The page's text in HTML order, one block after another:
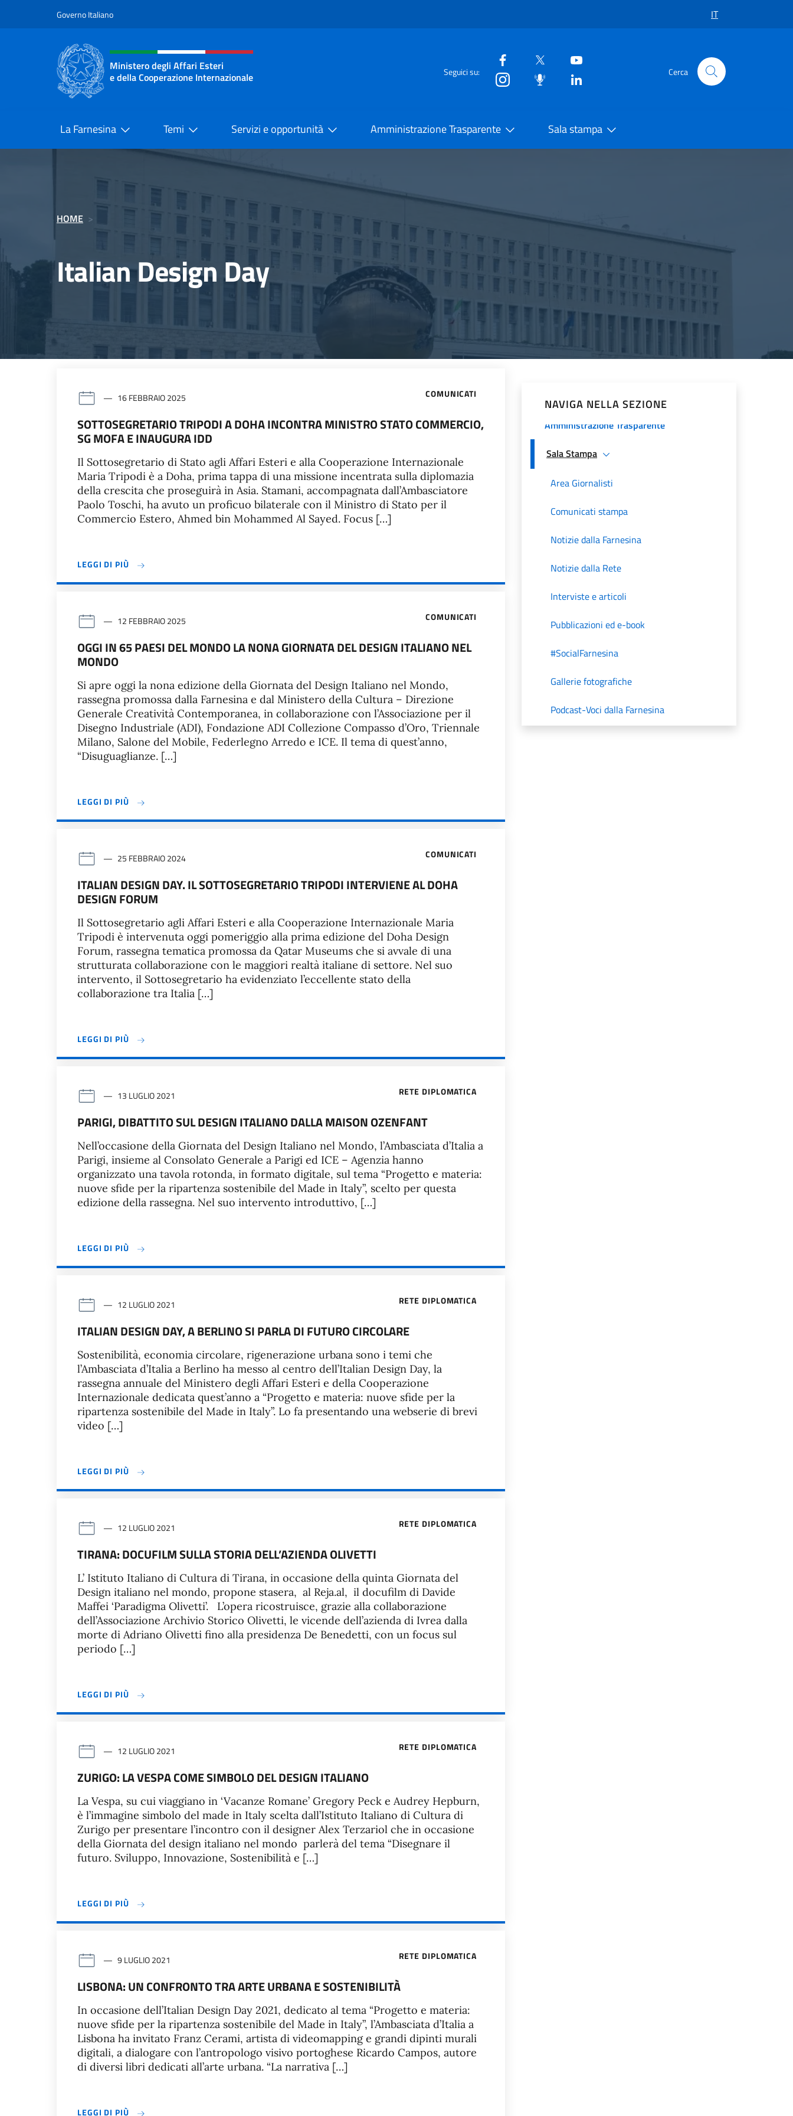
Governo Italiano IT
Intestazione sito, social e menù
Ministero degli Affari Esteri
e della Cooperazione Internazionale
Seguici su: Cerca
La Farnesina Temi Servizi e opportunità Amministrazione Trasparente Sala stampa
HOME >
Italian Design Day
COMUNICATI
16 FEBBRAIO 2025
SOTTOSEGRETARIO TRIPODI A DOHA INCONTRA MINISTRO STATO COMMERCIO,
SG MOFA E INAUGURA IDD
Il Sottosegretario di Stato agli Affari Esteri e alla Cooperazione Internazionale
Maria Tripodi è a Doha, prima tappa di una missione incentrata sulla diplomazia
della crescita che proseguirà in Asia. Stamani, accompagnata dall’Ambasciatore
Paolo Toschi, ha avuto un proficuo bilaterale con il Ministro di Stato per il
Commercio Estero, Ahmed bin Mohammed Al Sayed. Focus […]
LEGGI DI PIÙ
COMUNICATI
12 FEBBRAIO 2025
OGGI IN 65 PAESI DEL MONDO LA NONA GIORNATA DEL DESIGN ITALIANO NEL
MONDO
Si apre oggi la nona edizione della Giornata del Design Italiano nel Mondo,
rassegna promossa dalla Farnesina e dal Ministero della Cultura – Direzione
Generale Creatività Contemporanea, in collaborazione con l’Associazione per il
Disegno Industriale (ADI), Fondazione ADI Collezione Compasso d’Oro, Triennale
Milano, Salone del Mobile, Federlegno Arredo e ICE. Il tema di quest’anno,
“Disuguaglianze. […]
LEGGI DI PIÙ
COMUNICATI
25 FEBBRAIO 2024
ITALIAN DESIGN DAY. IL SOTTOSEGRETARIO TRIPODI INTERVIENE AL DOHA
DESIGN FORUM
Il Sottosegretario agli Affari Esteri e alla Cooperazione Internazionale Maria
Tripodi è intervenuta oggi pomeriggio alla prima edizione del Doha Design
Forum, rassegna tematica promossa da Qatar Museums che si avvale di una
strutturata collaborazione con le maggiori realtà italiane di settore. Nel suo
intervento, il Sottosegretario ha evidenziato l’eccellente stato della
collaborazione tra Italia […]
LEGGI DI PIÙ
RETE DIPLOMATICA
13 LUGLIO 2021
PARIGI, DIBATTITO SUL DESIGN ITALIANO DALLA MAISON OZENFANT
Nell’occasione della Giornata del Design Italiano nel Mondo, l’Ambasciata d’Italia a
Parigi, insieme al Consolato Generale a Parigi ed ICE – Agenzia hanno
organizzato una tavola rotonda, in formato digitale, sul tema “Progetto e materia:
nuove sfide per la ripartenza sostenibile del Made in Italy”, scelto per questa
edizione della rassegna. Nel suo intervento introduttivo, […]
LEGGI DI PIÙ
RETE DIPLOMATICA
12 LUGLIO 2021
ITALIAN DESIGN DAY, A BERLINO SI PARLA DI FUTURO CIRCOLARE
Sostenibilità, economia circolare, rigenerazione urbana sono i temi che
l’Ambasciata d’Italia a Berlino ha messo al centro dell’Italian Design Day, la
rassegna annuale del Ministero degli Affari Esteri e della Cooperazione
Internazionale dedicata quest’anno a “Progetto e materia: nuove sfide per la
ripartenza sostenibile del Made in Italy”. Lo fa presentando una webserie di brevi
video […]
LEGGI DI PIÙ
RETE DIPLOMATICA
12 LUGLIO 2021
TIRANA: DOCUFILM SULLA STORIA DELL’AZIENDA OLIVETTI
L’ Istituto Italiano di Cultura di Tirana, in occasione della quinta Giornata del
Design italiano nel mondo, propone stasera, al Reja.al, il docufilm di Davide
Maffei ‘Paradigma Olivetti’. L’opera ricostruisce, grazie alla collaborazione
dell’Associazione Archivio Storico Olivetti, le vicende dell’azienda di Ivrea dalla
morte di Adriano Olivetti fino alla presidenza De Benedetti, con un focus sul
periodo […]
LEGGI DI PIÙ
RETE DIPLOMATICA
12 LUGLIO 2021
ZURIGO: LA VESPA COME SIMBOLO DEL DESIGN ITALIANO
La Vespa, su cui viaggiano in ‘Vacanze Romane’ Gregory Peck e Audrey Hepburn,
è l’immagine simbolo del made in Italy scelta dall’Istituto Italiano di Cultura di
Zurigo per presentare l’incontro con il designer Alex Terzariol che in occasione
della Giornata del design italiano nel mondo parlerà del tema “Disegnare il
futuro. Sviluppo, Innovazione, Sostenibilità e […]
LEGGI DI PIÙ
RETE DIPLOMATICA
9 LUGLIO 2021
LISBONA: UN CONFRONTO TRA ARTE URBANA E SOSTENIBILITÀ
In occasione dell’Italian Design Day 2021, dedicato al tema “Progetto e materia:
nuove sfide per la ripartenza sostenibile del Made in Italy”, l’Ambasciata d’Italia a
Lisbona ha invitato Franz Cerami, artista di videomapping e grandi dipinti murali
digitali, a dialogare con l’antropologo visivo portoghese Ricardo Campos, autore
di diversi libri dedicati all’arte urbana. “La narrativa […]
LEGGI DI PIÙ
NAVIGA NELLA SEZIONE
Procedura comparativa pubblica
Minoranze Cristiane 2026
La Farnesina
Amministrazione Trasparente
Sala Stampa
Area Giornalisti
Comunicati stampa
Notizie dalla Farnesina
Notizie dalla Rete
Interviste e articoli
Pubblicazioni ed e-book
#SocialFarnesina
Gallerie fotografiche
Podcast-Voci dalla Farnesina